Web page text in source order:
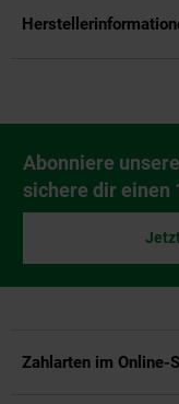
Newsletter
Abonniere
sichere dir einen
Zahlarten im Online-